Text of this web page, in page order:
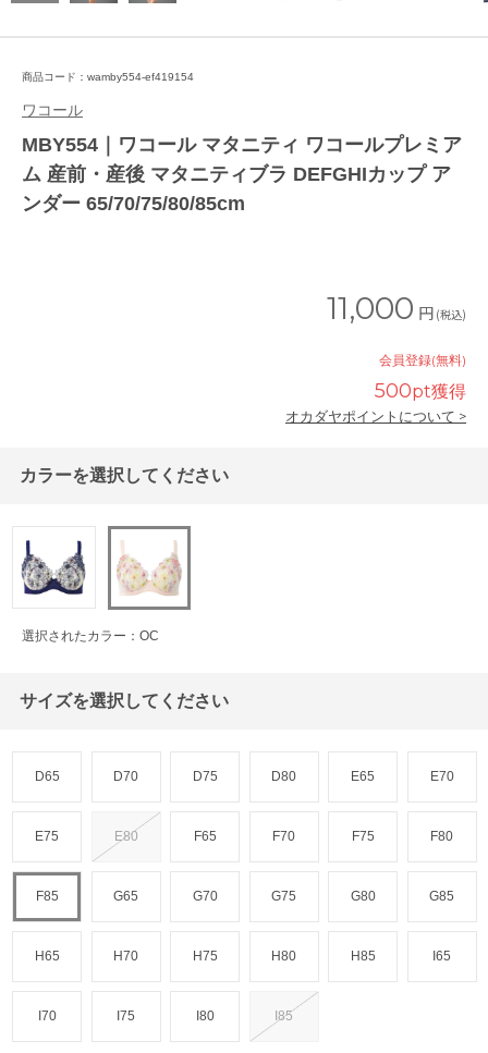
商品コード：wamby554-ef419154
ワコール
MBY554｜ワコール マタニティ ワコールプレミア
ム 産前・産後 マタニティブラ DEFGHIカップ ア
ンダー 65/70/75/80/85cm
11,000 円 (税込)
会員登録(無料)
500pt獲得
オカダヤポイントについて >
カラーを選択してください
選択されたカラー：OC
サイズを選択してください
D65 D70 D75 D80 E65 E70
E75 E80 F65 F70 F75 F80
F85 G65 G70 G75 G80 G85
H65 H70 H75 H80 H85 I65
I70 I75 I80 I85